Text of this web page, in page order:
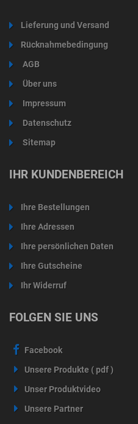
Lieferung und Versand
Rücknahmebedingung
AGB
Über uns
Impressum
Datenschutz
Sitemap
IHR KUNDENBEREICH
Ihre Bestellungen
Ihre Adressen
Ihre persönlichen Daten
Ihre Gutscheine
Ihr Widerruf
FOLGEN SIE UNS
Facebook
Unsere Produkte ( pdf )
Unser Produktvideo
Unsere Partner